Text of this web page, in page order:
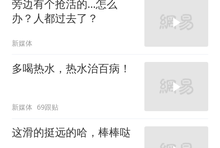
旁边有个抢活的…怎么
办？人都过去了？
新媒体
多喝热水，热水治百病！
新媒体 69跟贴
这滑的挺远的哈，棒棒哒